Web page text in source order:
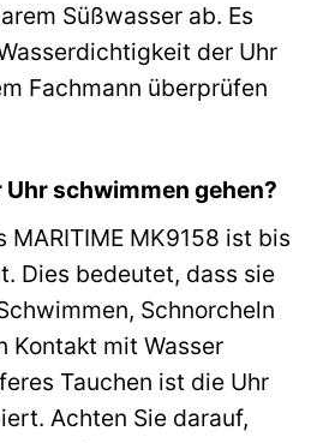
Süßwasser ab. Es
der Uhr
Fachmann überprüfen
schwimmen gehen?
MARITIME MK9158 ist bis
Dies bedeutet, dass sie
Schnorcheln
Kontakt mit Wasser
Tauchen ist die Uhr
Achten Sie darauf,